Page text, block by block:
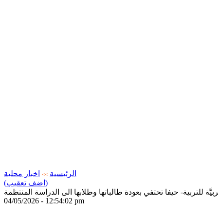
الرئيسية >>
اخبار محلية
(اضف تعقيب)
للتربية- حيفا تحتفي بعودة طالباتها وطلابها الى الدراسة المنتظمة
04/05/2026 - 12:54:02 pm